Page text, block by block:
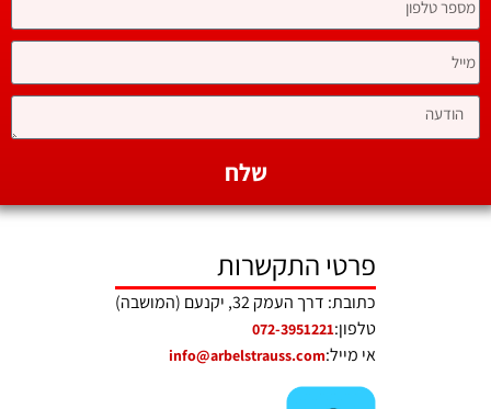
שלח
פרטי התקשרות
כתובת: דרך העמק 32, יקנעם (המושבה)
טלפון:072-3951221
אי מייל:info@arbelstrauss.com